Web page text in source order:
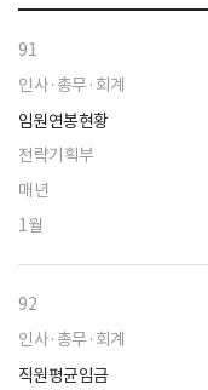
택
91
인사·총무·회계
임원연봉현황
전략기획부
매년
1월
92
인사·총무·회계
직원평균임금